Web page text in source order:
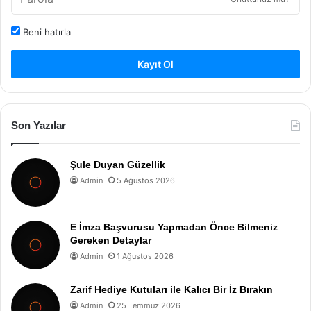
Beni hatırla
Kayıt Ol
Son Yazılar
Şule Duyan Güzellik
Admin 5 Ağustos 2026
E İmza Başvurusu Yapmadan Önce Bilmeniz
Gereken Detaylar
Admin 1 Ağustos 2026
Zarif Hediye Kutuları ile Kalıcı Bir İz Bırakın
Admin 25 Temmuz 2026